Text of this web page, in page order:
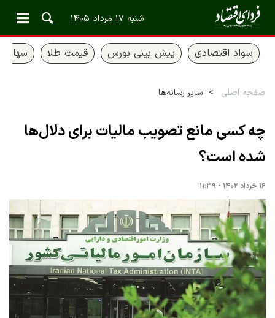
شنبه ۱۷ مرداد ۱۴۰۵
سواد اقتصادی پیش بینی بورس قیمت طلا سهام
صفحه اصلی سایر رسانه‌ها
چه کسی مانع تصویب مالیات برای دلال‌ها
شده است؟
۱۶ خرداد ۱۴۰۲ - ۱۱:۳۹